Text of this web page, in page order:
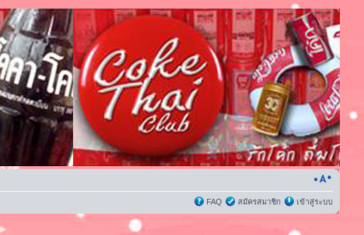
FAQ สมัครสมาชิก เข้าสู่ระบบ